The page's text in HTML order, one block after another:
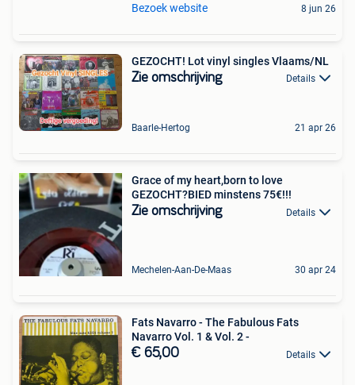
Bezoek website 8 jun 26
GEZOCHT! Lot vinyl singles Vlaams/NL
Zie omschrijving Details
Baarle-Hertog 21 apr 26
Grace of my heart,born to love
GEZOCHT?BIED minstens 75€!!!
Zie omschrijving Details
Mechelen-Aan-De-Maas 30 apr 24
Fats Navarro - The Fabulous Fats
Navarro Vol. 1 & Vol. 2 -
€ 65,00 Details